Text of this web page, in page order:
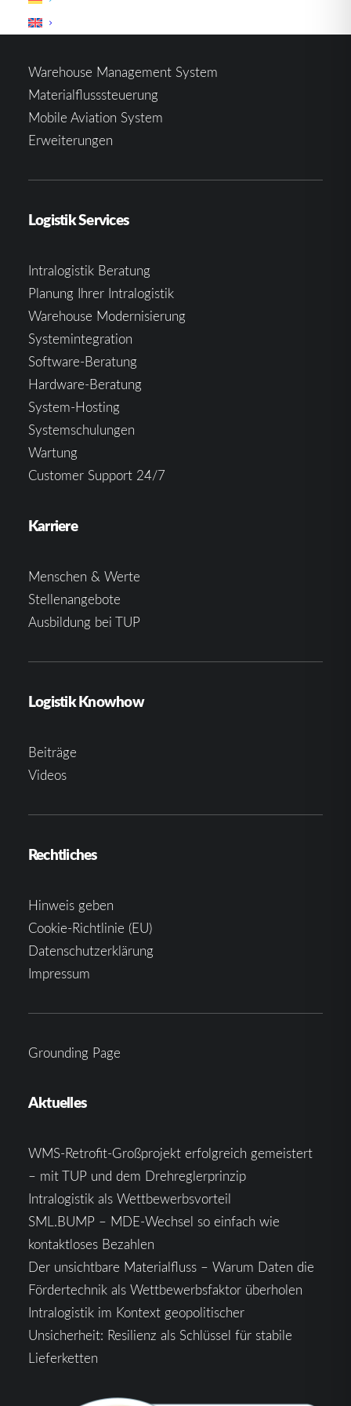
Logistik Software
Warehouse Management System
Materialflusssteuerung
Mobile Aviation System
Erweiterungen
Logistik Services
Intralogistik Beratung
Planung Ihrer Intralogistik
Warehouse Modernisierung
Systemintegration
Software-Beratung
Hardware-Beratung
System-Hosting
Systemschulungen
Wartung
Customer Support 24/7
Karriere
Menschen & Werte
Stellenangebote
Ausbildung bei TUP
Logistik Knowhow
Beiträge
Videos
Rechtliches
Hinweis geben
Cookie-Richtlinie (EU)
Datenschutzerklärung
Impressum
Grounding Page
Aktuelles
WMS-Retrofit-Großprojekt erfolgreich gemeistert
– mit TUP und dem Drehreglerprinzip
Intralogistik als Wettbewerbsvorteil
SML.BUMP – MDE-Wechsel so einfach wie
kontaktloses Bezahlen
Der unsichtbare Materialfluss – Warum Daten die
Fördertechnik als Wettbewerbsfaktor überholen
Intralogistik im Kontext geopolitischer
Unsicherheit: Resilienz als Schlüssel für stabile
Lieferketten